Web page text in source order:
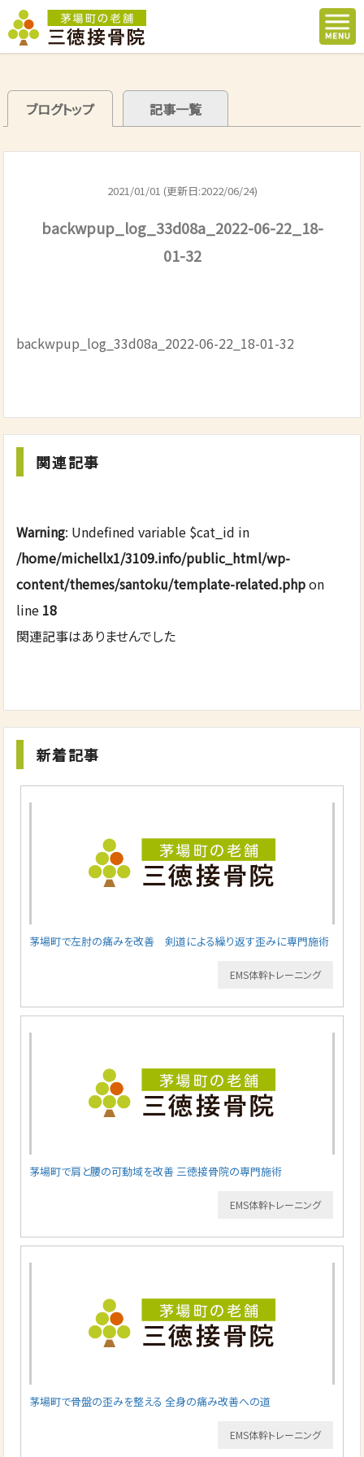
ブログトップ 記事一覧
2021/01/01 (更新日:2022/06/24)
backwpup_log_33d08a_2022-06-22_18-
01-32
backwpup_log_33d08a_2022-06-22_18-01-32
関連記事
Warning: Undefined variable $cat_id in
/home/michellx1/3109.info/public_html/wp-
content/themes/santoku/template-related.phpon
line 18
関連記事はありませんでした
新着記事
茅場町で左肘の痛みを改善 剣道による繰り返す歪みに専門施術
EMS体幹トレーニング
茅場町で肩と腰の可動域を改善 三徳接骨院の専門施術
EMS体幹トレーニング
茅場町で骨盤の歪みを整える 全身の痛み改善への道
EMS体幹トレーニング